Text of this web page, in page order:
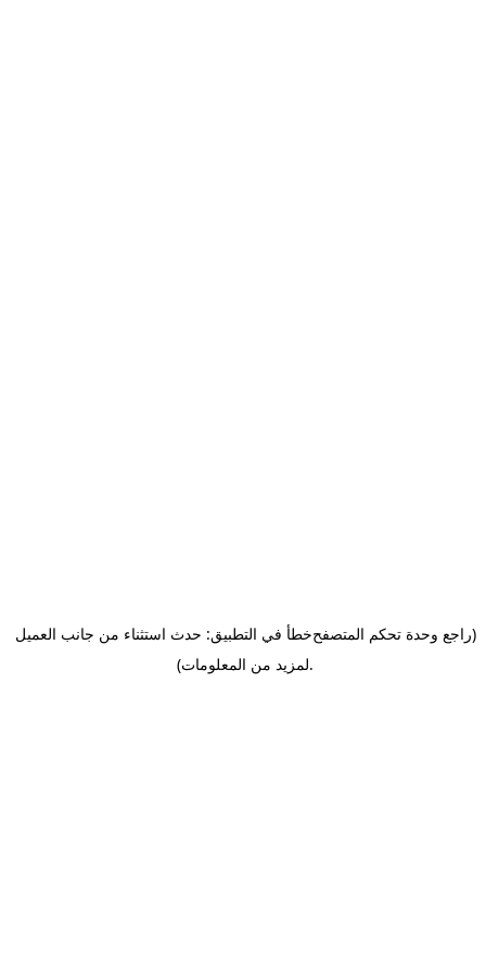
خطأ في التطبيق: حدث استثناء من جانب العميل(راجع وحدة تحكم المتصفح
لمزيد من المعلومات).